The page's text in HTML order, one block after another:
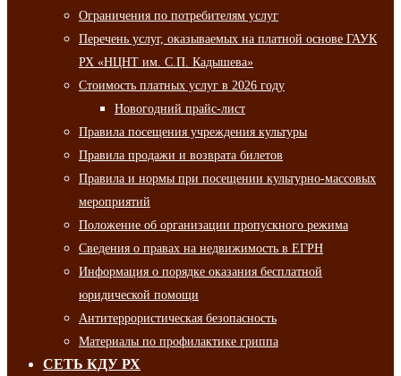
Ограничения по потребителям услуг
Перечень услуг, оказываемых на платной основе ГАУК
РХ «НЦНТ им. С.П. Кадышева»
Стоимость платных услуг в 2026 году
Новогодний прайс-лист
Правила посещения учреждения культуры
Правила продажи и возврата билетов
Правила и нормы при посещении культурно-массовых
мероприятий
Положение об организации пропускного режима
Сведения о правах на недвижимость в ЕГРН
Информация о порядке оказания бесплатной
юридической помощи
Антитеррористическая безопасность
Материалы по профилактике гриппа
СЕТЬ КДУ РХ